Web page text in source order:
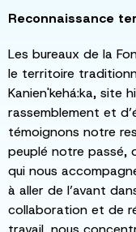
Reconnaissance
Les bureaux de la
le territoire
Kanien'kehá:ka, site
rassemblement et
témoignons notre
peuplé notre passé,
qui nous
à aller de l’avant
collaboration et de